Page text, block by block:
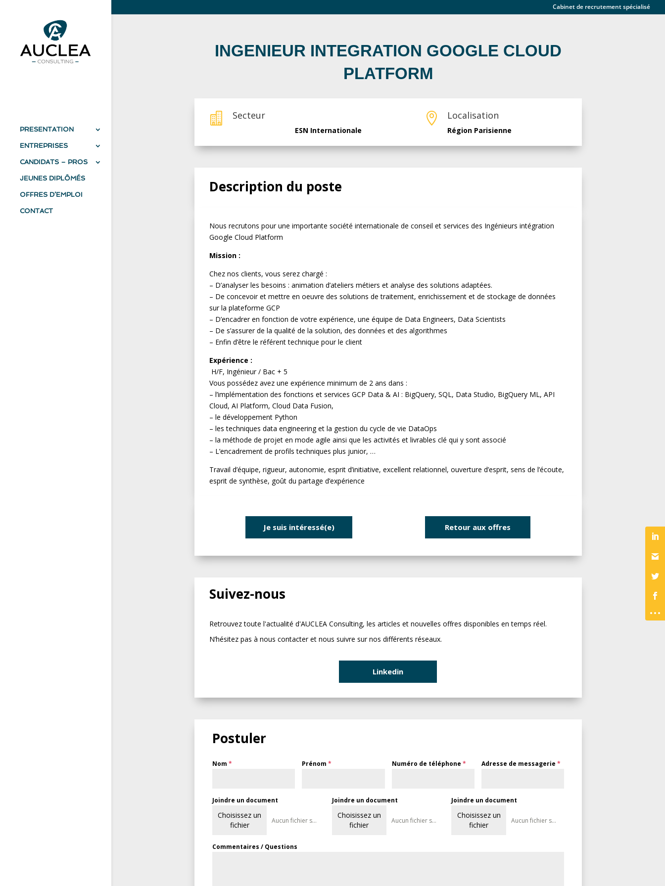
Cabinet de recrutement spécialisé
PRESENTATION
ENTREPRISES
CANDIDATS – PROS
JEUNES DIPLÔMÉS
OFFRES D’EMPLOI
CONTACT
INGENIEUR INTEGRATION GOOGLE CLOUD
PLATFORM
 Secteur
ESN Internationale
 Localisation
Région Parisienne
Description du poste
Nous recrutons pour une importante société internationale de conseil et services des Ingénieurs intégration
Google Cloud Platform
Mission :
Chez nos clients, vous serez chargé :
– D’analyser les besoins : animation d’ateliers métiers et analyse des solutions adaptées.
– De concevoir et mettre en oeuvre des solutions de traitement, enrichissement et de stockage de données
sur la plateforme GCP
– D’encadrer en fonction de votre expérience, une équipe de Data Engineers, Data Scientists
– De s’assurer de la qualité de la solution, des données et des algorithmes
– Enfin d’être le référent technique pour le client
Expérience :
H/F, Ingénieur / Bac + 5
Vous possédez avez une expérience minimum de 2 ans dans :
– l’implémentation des fonctions et services GCP Data & AI : BigQuery, SQL, Data Studio, BigQuery ML, API
Cloud, AI Platform, Cloud Data Fusion,
– le développement Python
– les techniques data engineering et la gestion du cycle de vie DataOps
– la méthode de projet en mode agile ainsi que les activités et livrables clé qui y sont associé
– L’encadrement de profils techniques plus junior, …
Travail d’équipe, rigueur, autonomie, esprit d’initiative, excellent relationnel, ouverture d’esprit, sens de l’écoute,
esprit de synthèse, goût du partage d’expérience
Je suis intéressé(e) Retour aux offres
Suivez-nous
Retrouvez toute l'actualité d'AUCLEA Consulting, les articles et nouvelles offres disponibles en temps réel.
N’hésitez pas à nous contacter et nous suivre sur nos différents réseaux.
Linkedin
Postuler
Nom * Prénom* Numéro de téléphone * Adresse de messagerie *
Joindre un document
Choisissez un
fichier
Aucun fichier sélectionné
Joindre un document
Choisissez un
fichier
Aucun fichier sélectionné
Joindre un document
Choisissez un
fichier
Aucun fichier sélectionné
Commentaires / Questions